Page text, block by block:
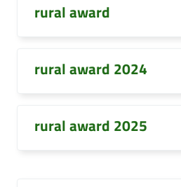
rural award
rural award 2024
rural award 2025